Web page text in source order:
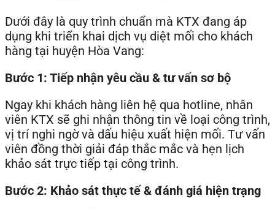
Dưới đây là quy trình chuẩn mà KTX đang áp
dụng khi triển khai dịch vụ diệt mối cho khách
hàng tại huyện Hòa Vang:
Bước 1: Tiếp nhận yêu cầu & tư vấn sơ bộ
Ngay khi khách hàng liên hệ qua hotline, nhân
viên KTX sẽ ghi nhận thông tin về loại công trình,
vị trí nghi ngờ và dấu hiệu xuất hiện mối. Tư vấn
viên đồng thời giải đáp thắc mắc và hẹn lịch
khảo sát trực tiếp tại công trình.
Bước 2: Khảo sát thực tế & đánh giá hiện trạng